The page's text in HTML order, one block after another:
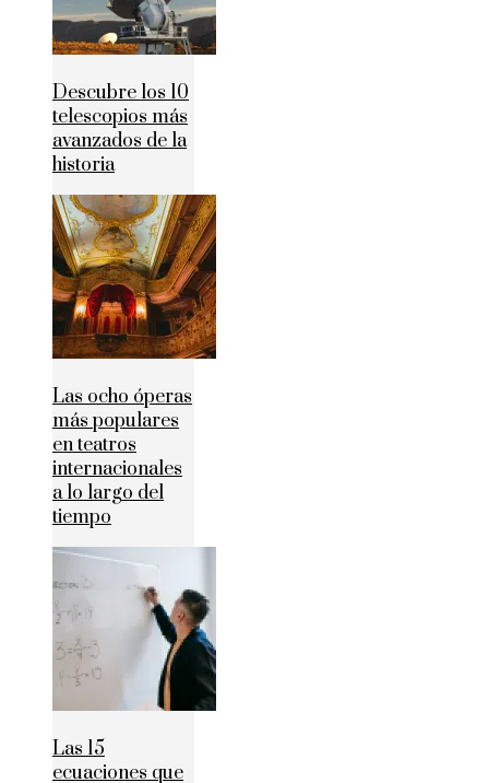
Descubre los 10
telescopios más
avanzados de la
historia
Las ocho óperas
más populares
en teatros
internacionales
a lo largo del
tiempo
Las 15
ecuaciones que